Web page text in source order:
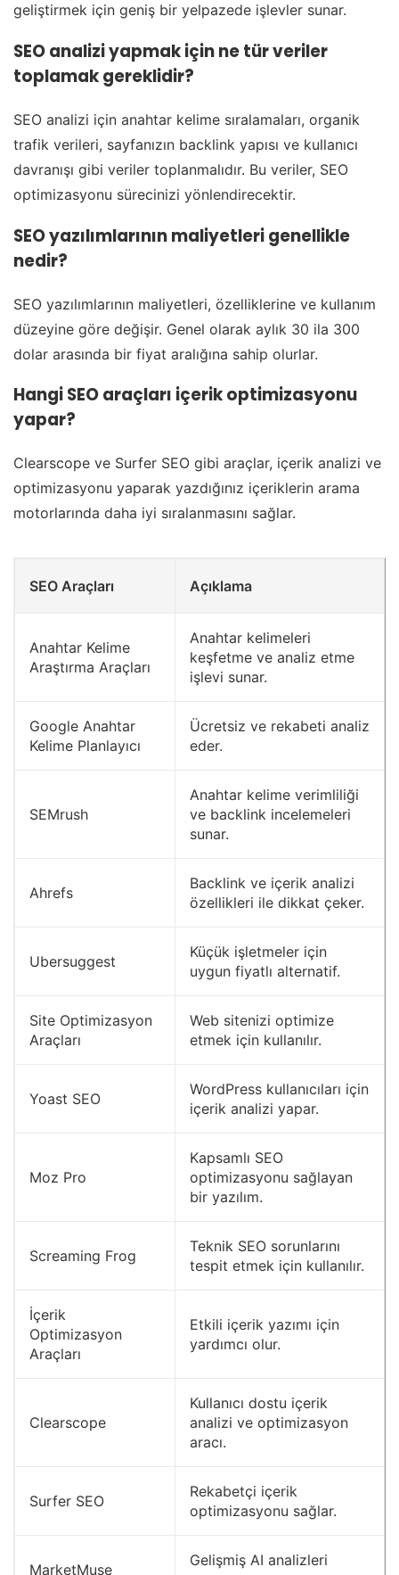
geliştirmek için geniş bir yelpazede işlevler sunar.
SEO analizi yapmak için ne tür veriler
toplamak gereklidir?
SEO analizi için anahtar kelime sıralamaları, organik
trafik verileri, sayfanızın backlink yapısı ve kullanıcı
davranışı gibi veriler toplanmalıdır. Bu veriler, SEO
optimizasyonu sürecinizi yönlendirecektir.
SEO yazılımlarının maliyetleri genellikle
nedir?
SEO yazılımlarının maliyetleri, özelliklerine ve kullanım
düzeyine göre değişir. Genel olarak aylık 30 ila 300
dolar arasında bir fiyat aralığına sahip olurlar.
Hangi SEO araçları içerik optimizasyonu
yapar?
Clearscope ve Surfer SEO gibi araçlar, içerik analizi ve
optimizasyonu yaparak yazdığınız içeriklerin arama
motorlarında daha iyi sıralanmasını sağlar.
SEO Araçları Açıklama
Anahtar Kelime
Araştırma Araçları
Anahtar kelimeleri
keşfetme ve analiz etme
işlevi sunar.
Google Anahtar
Kelime Planlayıcı
Ücretsiz ve rekabeti analiz
eder.
SEMrush
Anahtar kelime verimliliği
ve backlink incelemeleri
sunar.
Ahrefs
Backlink ve içerik analizi
özellikleri ile dikkat çeker.
Ubersuggest
Küçük işletmeler için
uygun fiyatlı alternatif.
Site Optimizasyon
Araçları
Web sitenizi optimize
etmek için kullanılır.
Yoast SEO
WordPress kullanıcıları için
içerik analizi yapar.
Moz Pro
Kapsamlı SEO
optimizasyonu sağlayan
bir yazılım.
Screaming Frog
Teknik SEO sorunlarını
tespit etmek için kullanılır.
İçerik
Optimizasyon
Araçları
Etkili içerik yazımı için
yardımcı olur.
Clearscope
Kullanıcı dostu içerik
analizi ve optimizasyon
aracı.
Surfer SEO
Rekabetçi içerik
optimizasyonu sağlar.
MarketMuse
Gelişmiş AI analizleri